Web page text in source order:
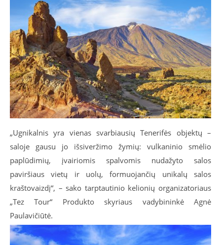
„Ugnikalnis yra vienas svarbiausių Tenerifės objektų –
saloje gausu jo išsiveržimo žymių: vulkaninio smėlio
paplūdimių, įvairiomis spalvomis nudažyto salos
paviršiaus vietų ir uolų, formuojančių unikalų salos
kraštovaizdį“, – sako tarptautinio kelionių organizatoriaus
„Tez Tour“ Produkto skyriaus vadybininkė Agnė
Paulavičiūtė.